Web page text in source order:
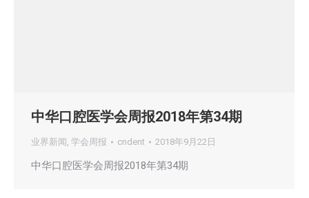
中华口腔医学会周报2018年第34期
业界新闻 , 学会周报 cndent 2018年9月22日
中华口腔医学会周报2018年第34期